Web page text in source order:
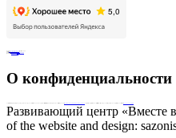
О конфиденциальности
Развивающий центр «Вместе
of the website and design: